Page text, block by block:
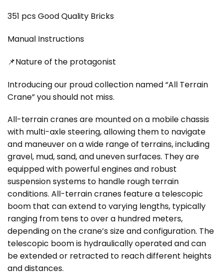
351 pcs Good Quality Bricks
Manual Instructions
📌Nature of the protagonist
Introducing our proud collection named “All Terrain
Crane” you should not miss.
All-terrain cranes are mounted on a mobile chassis
with multi-axle steering, allowing them to navigate
and maneuver on a wide range of terrains, including
gravel, mud, sand, and uneven surfaces. They are
equipped with powerful engines and robust
suspension systems to handle rough terrain
conditions. All-terrain cranes feature a telescopic
boom that can extend to varying lengths, typically
ranging from tens to over a hundred meters,
depending on the crane’s size and configuration. The
telescopic boom is hydraulically operated and can
be extended or retracted to reach different heights
and distances.